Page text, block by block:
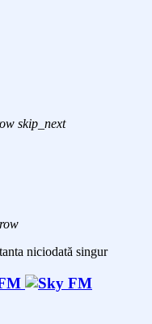
skip_next
niciodată singur